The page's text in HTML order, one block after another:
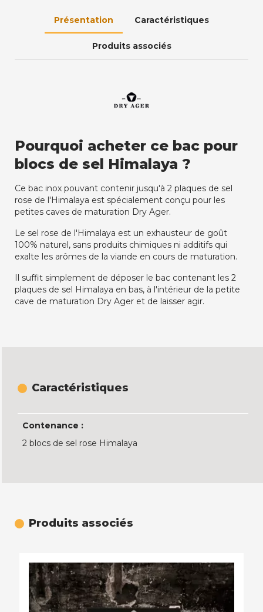
Présentation Caractéristiques
Produits associés
Pourquoi acheter ce bac pour
blocs de sel Himalaya ?
Ce bac inox pouvant contenir jusqu'à 2 plaques de sel
rose de l'Himalaya est spécialement conçu pour les
petites caves de maturation Dry Ager.
Le sel rose de l'Himalaya est un exhausteur de goût
100% naturel, sans produits chimiques ni additifs qui
exalte les arômes de la viande en cours de maturation.
Il suffit simplement de déposer le bac contenant les 2
plaques de sel Himalaya en bas, à l'intérieur de la petite
cave de maturation Dry Ager et de laisser agir.
Caractéristiques
Contenance :
2 blocs de sel rose Himalaya
Produits associés